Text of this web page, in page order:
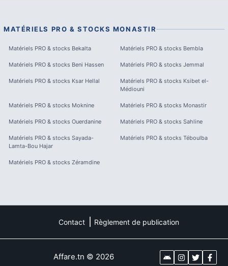
MATÉRIELS PRO & STOCKS MONASTIR
Matériels PRO & stocks Bekalta Matériels PRO & stocks Bembla
Matériels PRO & stocks Beni Hassen Matériels PRO & stocks Jemmal
Matériels PRO & stocks Ksar Hellal Matériels PRO & stocks Ksibet el-
Médiouni
Matériels PRO & stocks Moknine Matériels PRO & stocks Monastir
Matériels PRO & stocks Ouerdanine Matériels PRO & stocks Sahline
Matériels PRO & stocks Sayada-
Lamta-Bou Hajar
Matériels PRO & stocks Téboulba
Matériels PRO & stocks Zéramdine
Contact Règlement de publication
Affare.tn © 2026